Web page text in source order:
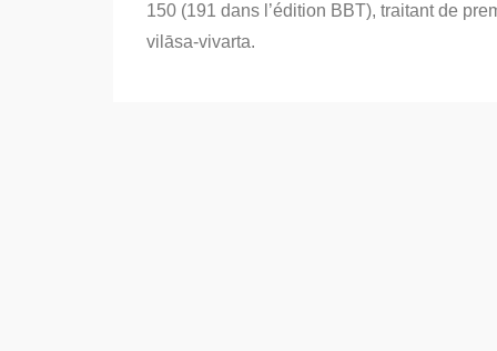
Śrī
Kṛṣṇa
150 (191 dans l’édition BBT), traitant de
vilāsa-vivarta.